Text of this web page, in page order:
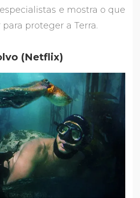
e mostra o que
proteger a Terra.
(Netflix)